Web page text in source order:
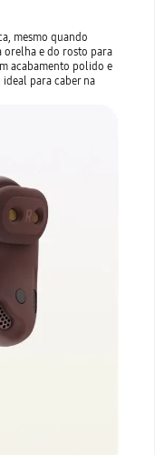
mesmo quando
orelha e do rosto para
acabamento polido e
para caber na